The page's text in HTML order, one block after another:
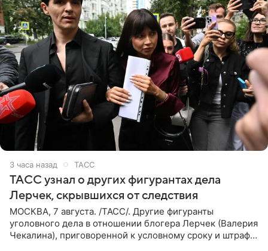
3 часа назад ТАСС
ТАСС узнал о других фигурантах дела
Лерчек, скрывшихся от следствия
МОСКВА, 7 августа. /ТАСС/. Другие фигуранты
уголовного дела в отношении блогера Лерчек (Валерия
Чекалина), приговоренной к условному сроку и штрафу,